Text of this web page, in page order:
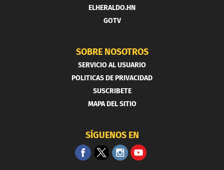
ELHERALDO.HN
GOTV
SOBRE NOSOTROS
SERVICIO AL USUARIO
POLITICAS DE PRIVACIDAD
SUSCRIBETE
MAPA DEL SITIO
SÍGUENOS EN